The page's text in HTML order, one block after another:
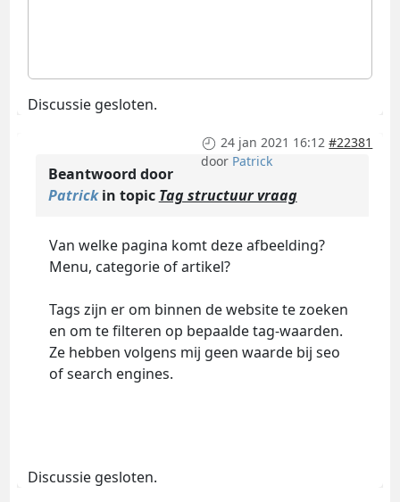
Discussie gesloten.
24 jan 2021 16:12 #22381
door Patrick
Beantwoord door
Patrickin topic Tag structuur vraag
Van welke pagina komt deze afbeelding?
Menu, categorie of artikel?
Tags zijn er om binnen de website te zoeken
en om te filteren op bepaalde tag-waarden.
Ze hebben volgens mij geen waarde bij seo
of search engines.
Discussie gesloten.